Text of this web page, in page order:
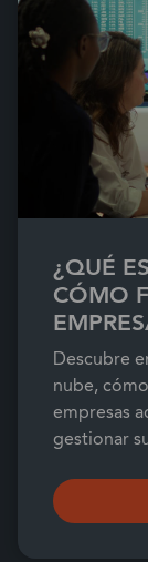
¿QUÉ
CÓMO
Descubre
nube,
empresas
gestionar